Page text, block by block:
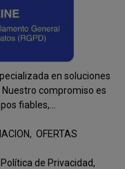
en soluciones
compromiso es
fiables,...
OFERTAS
Política de Privacidad